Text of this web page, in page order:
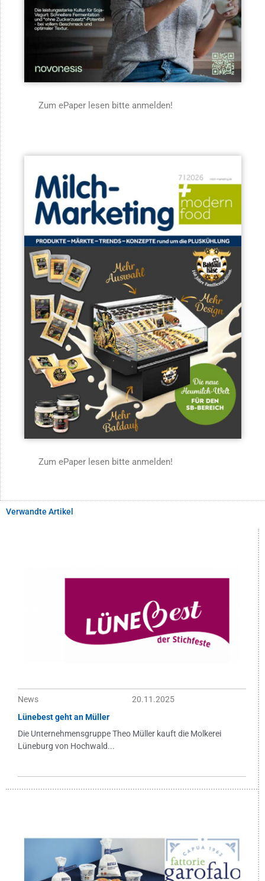
Zum ePaper lesen bitte anmelden!
Zum ePaper lesen bitte anmelden!
Verwandte Artikel
News
20.11.2025
Lünebest geht an Müller
Die Unternehmensgruppe Theo Müller kauft die Molkerei
Lüneburg von Hochwald...